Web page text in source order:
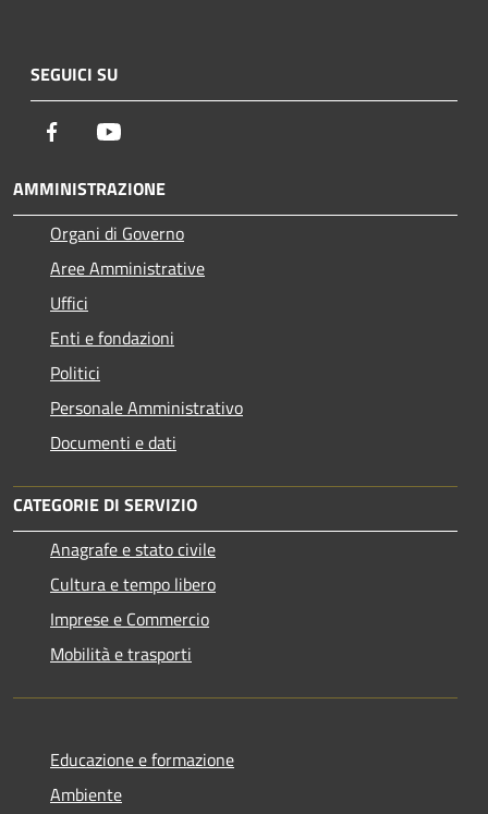
SEGUICI SU
Facebook
AMMINISTRAZIONE
Organi di Governo
Aree Amministrative
Uffici
Enti e fondazioni
Politici
Personale Amministrativo
Documenti e dati
CATEGORIE DI SERVIZIO
Anagrafe e stato civile
Cultura e tempo libero
Imprese e Commercio
Mobilità e trasporti
Educazione e formazione
Ambiente